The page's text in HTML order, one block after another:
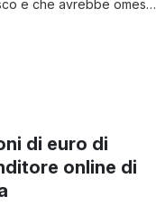
e che avrebbe omesso
parte dei quali
di euro di
online di